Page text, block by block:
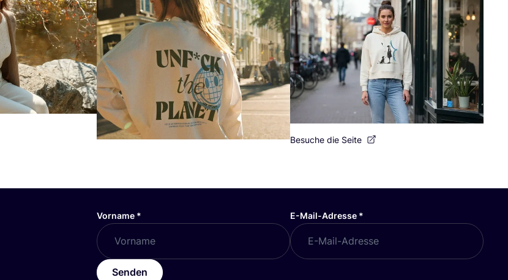
Besuche die Seite
Vorname * E-Mail-Adresse *
Senden